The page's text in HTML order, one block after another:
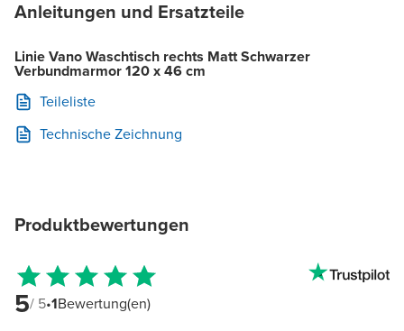
Anleitungen und Ersatzteile
Linie Vano Waschtisch rechts Matt Schwarzer
Verbundmarmor 120 x 46 cm
Teileliste
Technische Zeichnung
Produktbewertungen
5/ 5•1Bewertung(en)